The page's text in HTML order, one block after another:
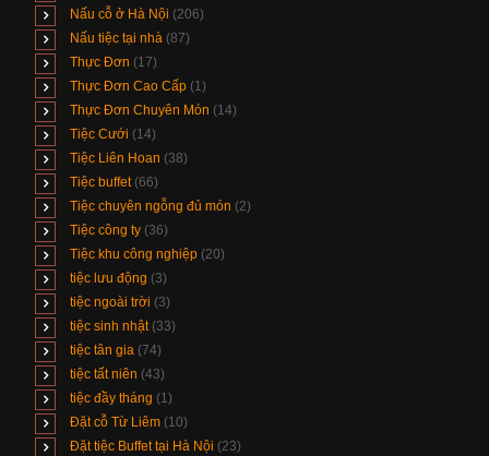
Nấu cỗ ở Hà Nội (206)
Nấu tiệc tại nhà (87)
Thực Đơn (17)
Thực Đơn Cao Cấp (1)
Thực Đơn Chuyên Món (14)
Tiệc Cưới (14)
Tiệc Liên Hoan (38)
Tiệc buffet (66)
Tiệc chuyên ngỗng đủ món (2)
Tiệc công ty (36)
Tiệc khu công nghiệp (20)
tiệc lưu động (3)
tiệc ngoài trời (3)
tiệc sinh nhật (33)
tiệc tân gia (74)
tiệc tất niên (43)
tiệc đầy tháng (1)
Đặt cỗ Từ Liêm (10)
Đặt tiệc Buffet tại Hà Nội (23)